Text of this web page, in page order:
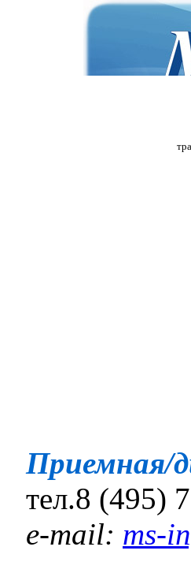
Приемная/
тел.8 (495)
e-mail: ms-